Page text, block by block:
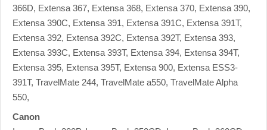
366D, Extensa 367, Extensa 368, Extensa 370, Extensa 390,
Extensa 390C, Extensa 391, Extensa 391C, Extensa 391T,
Extensa 392, Extensa 392C, Extensa 392T, Extensa 393,
Extensa 393C, Extensa 393T, Extensa 394, Extensa 394T,
Extensa 395, Extensa 395T, Extensa 900, Extensa ESS3-
391T, TravelMate 244, TravelMate a550, TravelMate Alpha
550,
Canon